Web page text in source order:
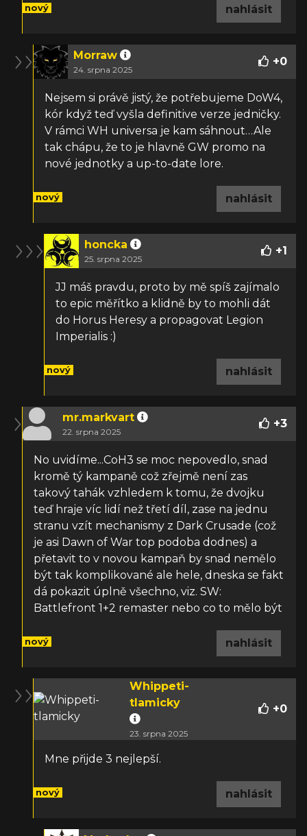
nový nahlásit
Morraw
24. srpna 2025
+0
Nejsem si právě jistý, že potřebujeme DoW4,
kór když teď vyšla definitive verze jedničky.
V rámci WH universa je kam sáhnout…Ale
tak chápu, že to je hlavně GW promo na
nové jednotky a up-to-date lore.
nový nahlásit
honcka
25. srpna 2025
+1
JJ máš pravdu, proto by mě spíš zajímalo
to epic měřítko a klidně by to mohli dát
do Horus Heresy a propagovat Legion
Imperialis :)
nový nahlásit
mr.markvart
22. srpna 2025
+3
No uvidíme...CoH3 se moc nepovedlo, snad
kromě tý kampaně což zřejmě není zas
takový tahák vzhledem k tomu, že dvojku
teď hraje víc lidí než třetí díl, zase na jednu
stranu vzít mechanismy z Dark Crusade (což
je asi Dawn of War top podoba dodnes) a
přetavit to v novou kampaň by snad nemělo
být tak komplikované ale hele, dneska se fakt
dá pokazit úplně všechno, viz. SW:
Battlefront 1+2 remaster nebo co to mělo být
nový nahlásit
Whippeti-
tlamicky
23. srpna 2025
+0
Mne přijde 3 nejlepší.
nový nahlásit